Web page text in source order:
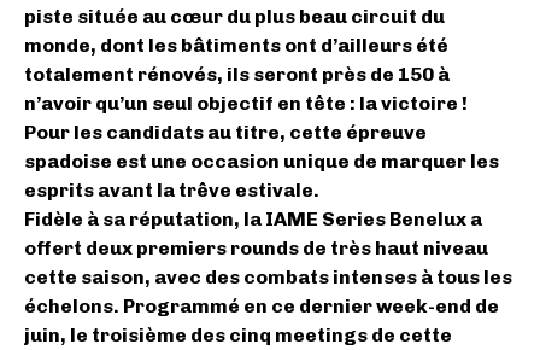
piste située au cœur du plus beau circuit du
monde, dont les bâtiments ont d’ailleurs été
totalement rénovés, ils seront près de 150 à
n’avoir qu’un seul objectif en tête : la victoire !
Pour les candidats au titre, cette épreuve
spadoise est une occasion unique de marquer les
esprits avant la trêve estivale.
Fidèle à sa réputation, la IAME Series Benelux a
offert deux premiers rounds de très haut niveau
cette saison, avec des combats intenses à tous les
échelons. Programmé en ce dernier week-end de
juin, le troisième des cinq meetings de cette